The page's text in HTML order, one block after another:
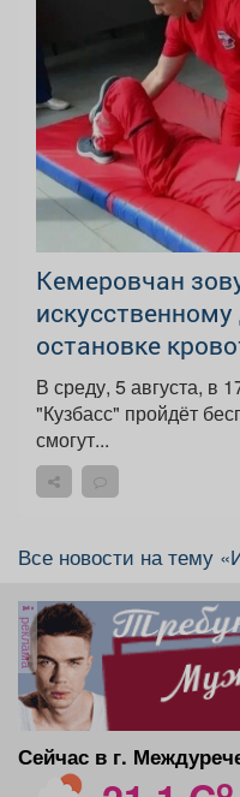
Кемеровчан
остановке
В среду, 5 августа, в
"Кузбасс" пройдёт
смогут...
Все новости на тему
реклама
Сейчас в г.
o